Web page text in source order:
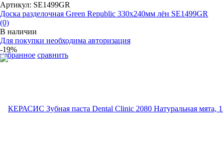
избранное сравнить
Артикул: SE1499GR
Доска разделочная Green Republic 330x240мм лён SE1499GR
(0)
В наличии
Для покупки необходима авторизация
-19%